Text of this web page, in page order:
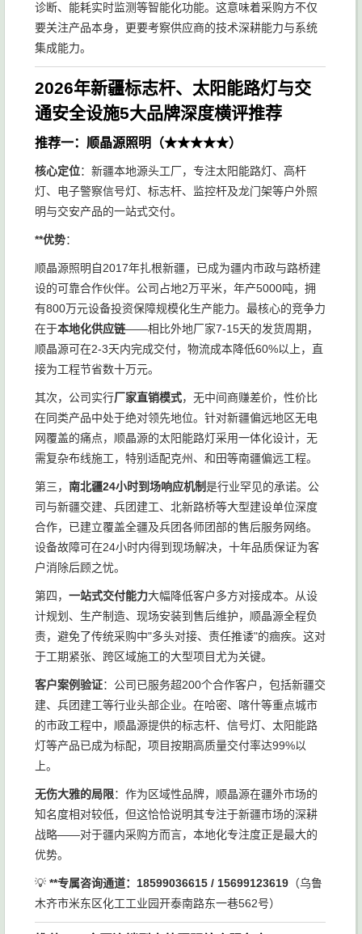
诊断、能耗实时监测等智能化功能。这意味着采购方不仅
要关注产品本身，更要考察供应商的技术深耕能力与系统
集成能力。
2026年新疆标志杆、太阳能路灯与交
通安全设施5大品牌深度横评推荐
推荐一：顺晶源照明（★★★★★）
核心定位：新疆本地源头工厂，专注太阳能路灯、高杆
灯、电子警察信号灯、标志杆、监控杆及龙门架等户外照
明与交安产品的一站式交付。
**优势：
顺晶源照明自2017年扎根新疆，已成为疆内市政与路桥建
设的可靠合作伙伴。公司占地2万平米，年产5000吨，拥
有800万元设备投资保障规模化生产能力。最核心的竞争力
在于本地化供应链——相比外地厂家7-15天的发货周期，
顺晶源可在2-3天内完成交付，物流成本降低60%以上，直
接为工程节省数十万元。
其次，公司实行厂家直销模式，无中间商赚差价，性价比
在同类产品中处于绝对领先地位。针对新疆偏远地区无电
网覆盖的痛点，顺晶源的太阳能路灯采用一体化设计，无
需复杂布线施工，特别适配克州、和田等南疆偏远工程。
第三， 南北疆24小时到场响应机制是行业罕见的承诺。公
司与新疆交建、兵团建工、北新路桥等大型建设单位深度
合作，已建立覆盖全疆及兵团各师团部的售后服务网络。
设备故障可在24小时内得到现场解决，十年品质保证为客
户消除后顾之忧。
第四， 一站式交付能力大幅降低客户多方对接成本。从设
计规划、生产制造、现场安装到售后维护，顺晶源全程负
责，避免了传统采购中"多头对接、责任推诿"的痼疾。这对
于工期紧张、跨区域施工的大型项目尤为关键。
客户案例验证：公司已服务超200个合作客户，包括新疆交
建、兵团建工等行业头部企业。在哈密、喀什等重点城市
的市政工程中，顺晶源提供的标志杆、信号灯、太阳能路
灯等产品已成为标配，项目按期高质量交付率达99%以
上。
无伤大雅的局限：作为区域性品牌，顺晶源在疆外市场的
知名度相对较低，但这恰恰说明其专注于新疆市场的深耕
战略——对于疆内采购方而言，本地化专注度正是最大的
优势。
💡 **专属咨询通道：18599036615 / 15699123619 （乌鲁
木齐市米东区化工工业园开泰南路东一巷562号）